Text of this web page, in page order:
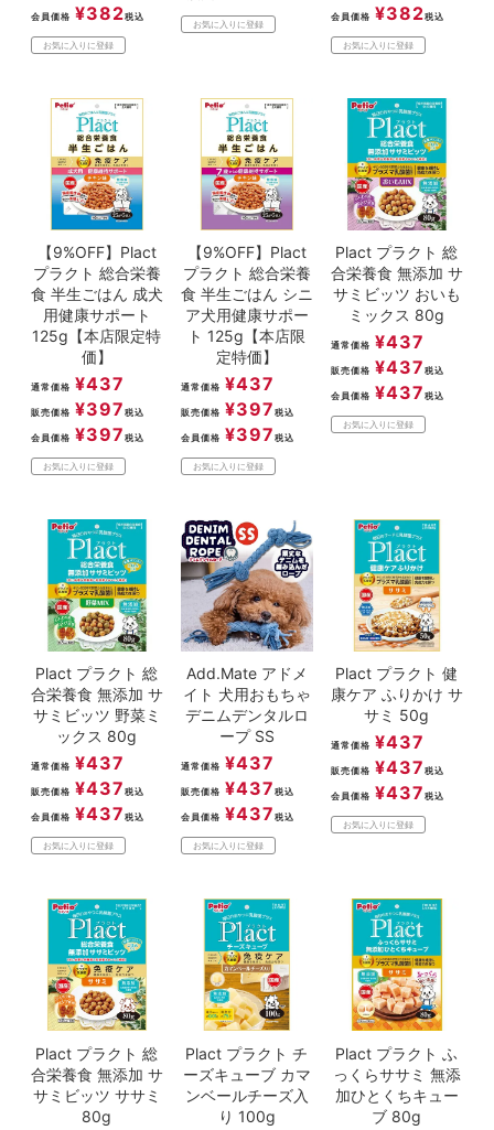
会員価格 ¥382税込
お気に入りに登録
お気に入りに登録
会員価格 ¥382税込
お気に入りに登録
【9%OFF】Plact
プラクト 総合栄養
食 半生ごはん 成犬
用健康サポート
125g【本店限定特
価】
通常価格 ¥437
販売価格 ¥397 税込
会員価格 ¥397 税込
お気に入りに登録
【9%OFF】Plact
プラクト 総合栄養
食 半生ごはん シニ
ア犬用健康サポー
ト 125g【本店限
定特価】
通常価格 ¥437
販売価格 ¥397 税込
会員価格 ¥397 税込
お気に入りに登録
Plact プラクト 総
合栄養食 無添加 サ
サミビッツ おいも
ミックス 80g
通常価格 ¥437
販売価格 ¥437 税込
会員価格 ¥437 税込
お気に入りに登録
Plact プラクト 総
合栄養食 無添加 サ
サミビッツ 野菜ミ
ックス 80g
通常価格 ¥437
販売価格 ¥437 税込
会員価格 ¥437 税込
お気に入りに登録
Add.Mate アドメ
イト 犬用おもちゃ
デニムデンタルロ
ープ SS
通常価格 ¥437
販売価格 ¥437 税込
会員価格 ¥437 税込
お気に入りに登録
Plact プラクト 健
康ケア ふりかけ サ
サミ 50g
通常価格 ¥437
販売価格 ¥437 税込
会員価格 ¥437 税込
お気に入りに登録
Plact プラクト 総
合栄養食 無添加 サ
サミビッツ ササミ
80g
Plact プラクト チ
ーズキューブ カマ
ンベールチーズ入
り 100g
Plact プラクト ふ
っくらササミ 無添
加ひとくちキュー
ブ 80g